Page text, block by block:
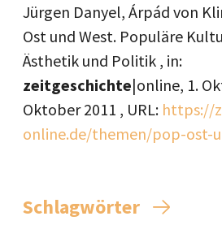
Jürgen Danyel, Árpád von
Ost und West. Populäre
Ästhetik und Politik , in:
zeitgeschichte|online, 1.
Oktober 2011 , URL: https://
online.de/themen/pop-ost-
Schlagwörter